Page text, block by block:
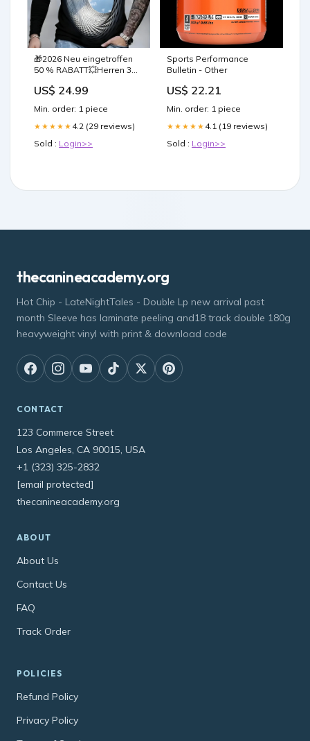
🎁2026 Neu eingetroffen
50 % RABATT💥Herren 3D-
Größe:M/EU 38-40
US$ 24.99
Min. order: 1 piece
★★★★★ 4.2 (29 reviews)
Sold : Login>>
Sports Performance
Bulletin - Other
US$ 22.21
Min. order: 1 piece
★★★★★ 4.1 (19 reviews)
Sold : Login>>
thecanineacademy.org
Hot Chip - LateNightTales - Double Lp new arrival past
month Sleeve has laminate peeling and18 track double 180g
heavyweight vinyl with print & download code
CONTACT
123 Commerce Street
Los Angeles, CA 90015, USA
+1 (323) 325-2832
[email protected]
thecanineacademy.org
ABOUT
About Us
Contact Us
FAQ
Track Order
POLICIES
Refund Policy
Privacy Policy